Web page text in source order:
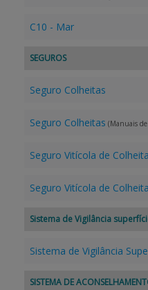
C10 - Mar
SEGUROS
Seguro Colheitas
Seguro Colheitas (Manuais de
Seguro Vitícola de
Seguro Vitícola de
Sistema de Vigilância
Sistema de Vigilância
SISTEMA DE